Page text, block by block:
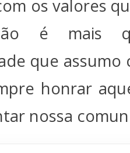
os valores
é
que
honrar
nossa